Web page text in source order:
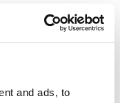
and ads, to
kuri
yra